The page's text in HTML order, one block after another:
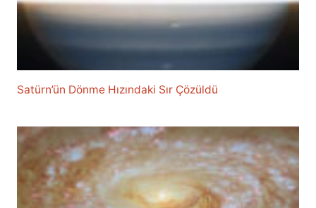
Satürn’ün Dönme Hızındaki Sır Çözüldü